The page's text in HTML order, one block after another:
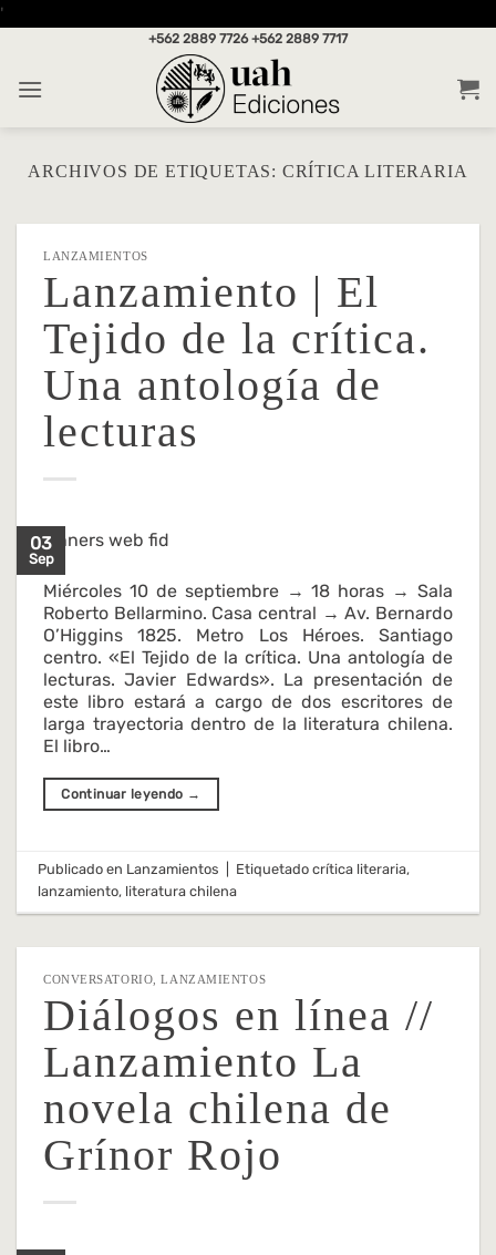
'Saltar
+562 2889 7726 +562 2889 7717
ARCHIVOS DE ETIQUETAS: CRÍTICA LITERARIA
LANZAMIENTOS
Lanzamiento | El
Tejido de la crítica.
Una antología de
lecturas
03
Sep
Miércoles 10 de septiembre → 18 horas → Sala
Roberto Bellarmino. Casa central → Av. Bernardo
O’Higgins 1825. Metro Los Héroes. Santiago
centro. «El Tejido de la crítica. Una antología de
lecturas. Javier Edwards». La presentación de
este libro estará a cargo de dos escritores de
larga trayectoria dentro de la literatura chilena.
El libro…
Continuar leyendo →
Publicado en Lanzamientos Etiquetadocrítica literaria,
lanzamiento, literatura chilena
CONVERSATORIO ,LANZAMIENTOS
Diálogos en línea //
Lanzamiento La
novela chilena de
Grínor Rojo